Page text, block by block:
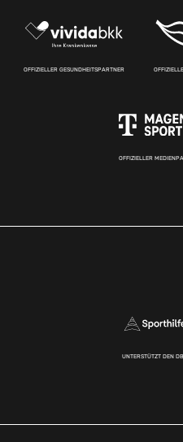
OFFIZIELLER GESUNDHEITSPARTNER
OFFIZIELLER
UNTERSTÜTZT DEN